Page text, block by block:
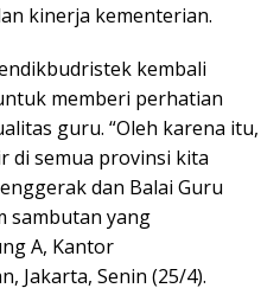
kinerja kementerian.
kembali
memberi perhatian
guru. “Oleh karena itu,
di semua provinsi kita
dan Balai Guru
sambutan yang
A, Kantor
Jakarta, Senin (25/4).